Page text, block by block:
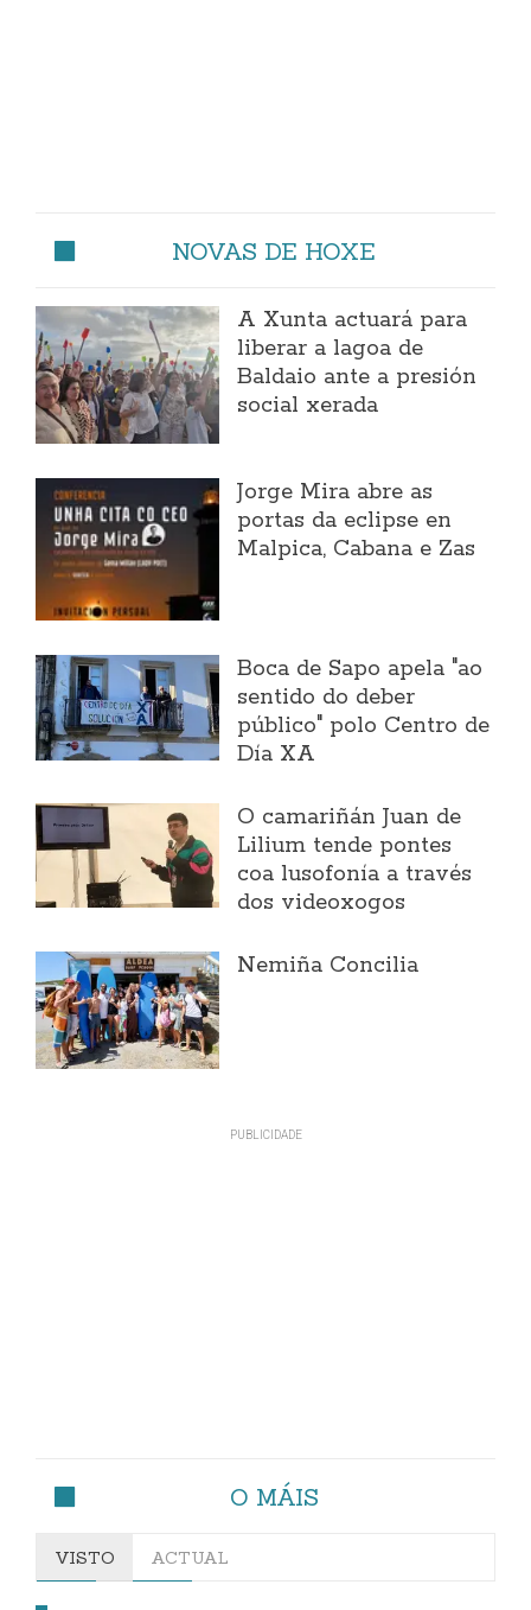
NOVAS DE HOXE
A Xunta actuará para
liberar a lagoa de
Baldaio ante a presión
social xerada
Jorge Mira abre as
portas da eclipse en
Malpica, Cabana e Zas
Boca de Sapo apela "ao
sentido do deber
público" polo Centro de
Día XA
O camariñán Juan de
Lilium tende pontes
coa lusofonía a través
dos videoxogos
Nemiña Concilia
O MÁIS
VISTO ACTUAL